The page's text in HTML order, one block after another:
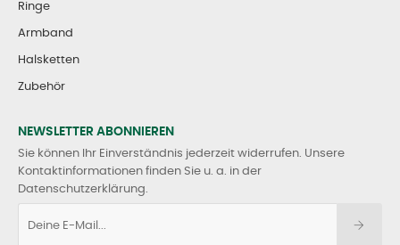
Ringe
Armband
Halsketten
Zubehör
NEWSLETTER ABONNIEREN
Sie können Ihr Einverständnis jederzeit widerrufen. Unsere
Kontaktinformationen finden Sie u. a. in der
Datenschutzerklärung.